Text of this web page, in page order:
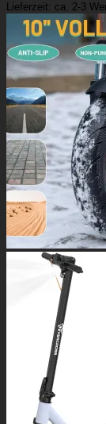
Lieferzeit: ca. 2-3